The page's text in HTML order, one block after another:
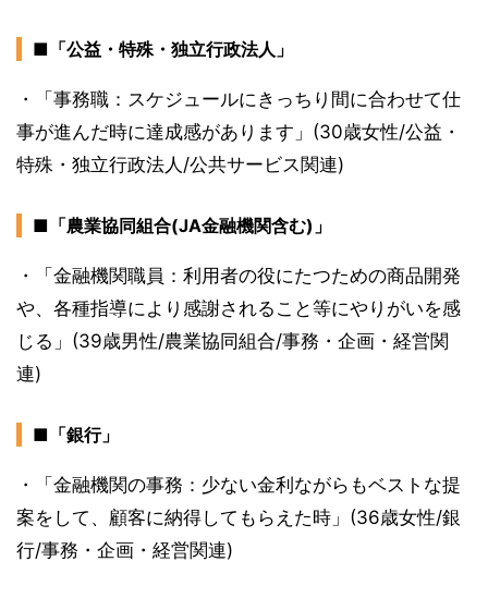
■「公益・特殊・独立行政法人」
・「事務職：スケジュールにきっちり間に合わせて仕
事が進んだ時に達成感があります」(30歳女性/公益・
特殊・独立行政法人/公共サービス関連)
■「農業協同組合(JA金融機関含む)」
・「金融機関職員：利用者の役にたつための商品開発
や、各種指導により感謝されること等にやりがいを感
じる」(39歳男性/農業協同組合/事務・企画・経営関
連)
■「銀行」
・「金融機関の事務：少ない金利ながらもベストな提
案をして、顧客に納得してもらえた時」(36歳女性/銀
行/事務・企画・経営関連)